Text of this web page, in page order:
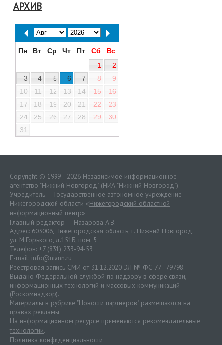
АРХИВ
Пн Вт Ср Чт Пт Сб
Вс
1
2
3
4 5 6 7 8
9
10
11 12 13 14 15
16
17
18 19 20 21 22
23
24
25 26 27 28 29
30
31
Copyright © 1999—2026 Независимое информационное
агентство "Нижний Новгород" (НИА "Нижний Новгород")
Учредитель — Государственное автономное учреждение
Нижегородской области «Нижегородский областной
информационный центр»
Главный редактор — Назарова А.В.
Адрес: 603006, Нижегородская область, г. Нижний Новгород.
ул. М.Горького, д.151Б, пом. 5
Телефон: +7 (831) 233-94-53
E-mail: info@niann.ru
Реестровая запись СМИ от 31.12.2020 ЭЛ № ФС 77 - 79798.
Выдано Федеральной службой по надзору в сфере связи,
информационных технологий и массовых коммуникаций
(Роскомнадзор).
Материалы в рубрике "Новости партнеров" размещаются на
правах рекламы.
На информационном ресурсе применяются рекомендательные
технологии.
Политика конфиденциальности